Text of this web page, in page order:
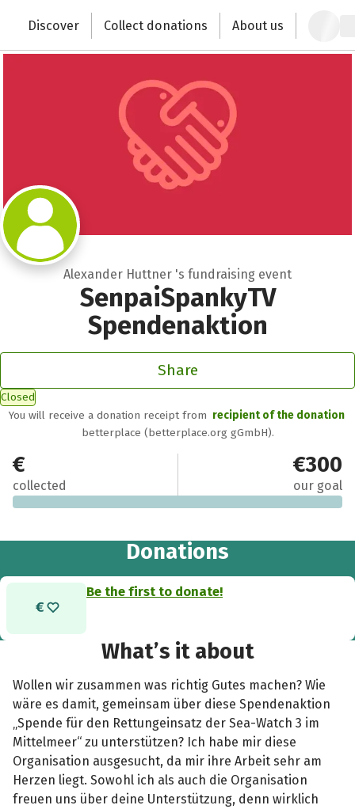
Change the world with your donation
Discover Collect donations About us
Alexander Huttner 's fundraising event
SenpaiSpankyTV
Spendenaktion
Share
Closed
You will receive a donation receipt from recipient of the donation
betterplace (betterplace.org gGmbH).
€0
collected
€300
our goal
Donations
Be the first to donate!
What’s it about
Wollen wir zusammen was richtig Gutes machen? Wie
wäre es damit, gemeinsam über diese Spendenaktion
„Spende für den Rettungeinsatz der Sea-Watch 3 im
Mittelmeer“ zu unterstützen? Ich habe mir diese
Organisation ausgesucht, da mir ihre Arbeit sehr am
Herzen liegt. Sowohl ich als auch die Organisation
freuen uns über deine Unterstützung, denn wirklich